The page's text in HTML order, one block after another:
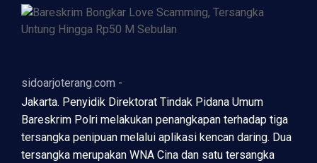
sidoarjoterang.com -
Jakarta. Penyidik Direktorat Tindak Pidana Umum
Bareskrim Polri melakukan penangkapan terhadap tiga
tersangka penipuan melalui aplikasi kencan daring. Dua
tersangka merupakan WNA Cina dan satu tersangka